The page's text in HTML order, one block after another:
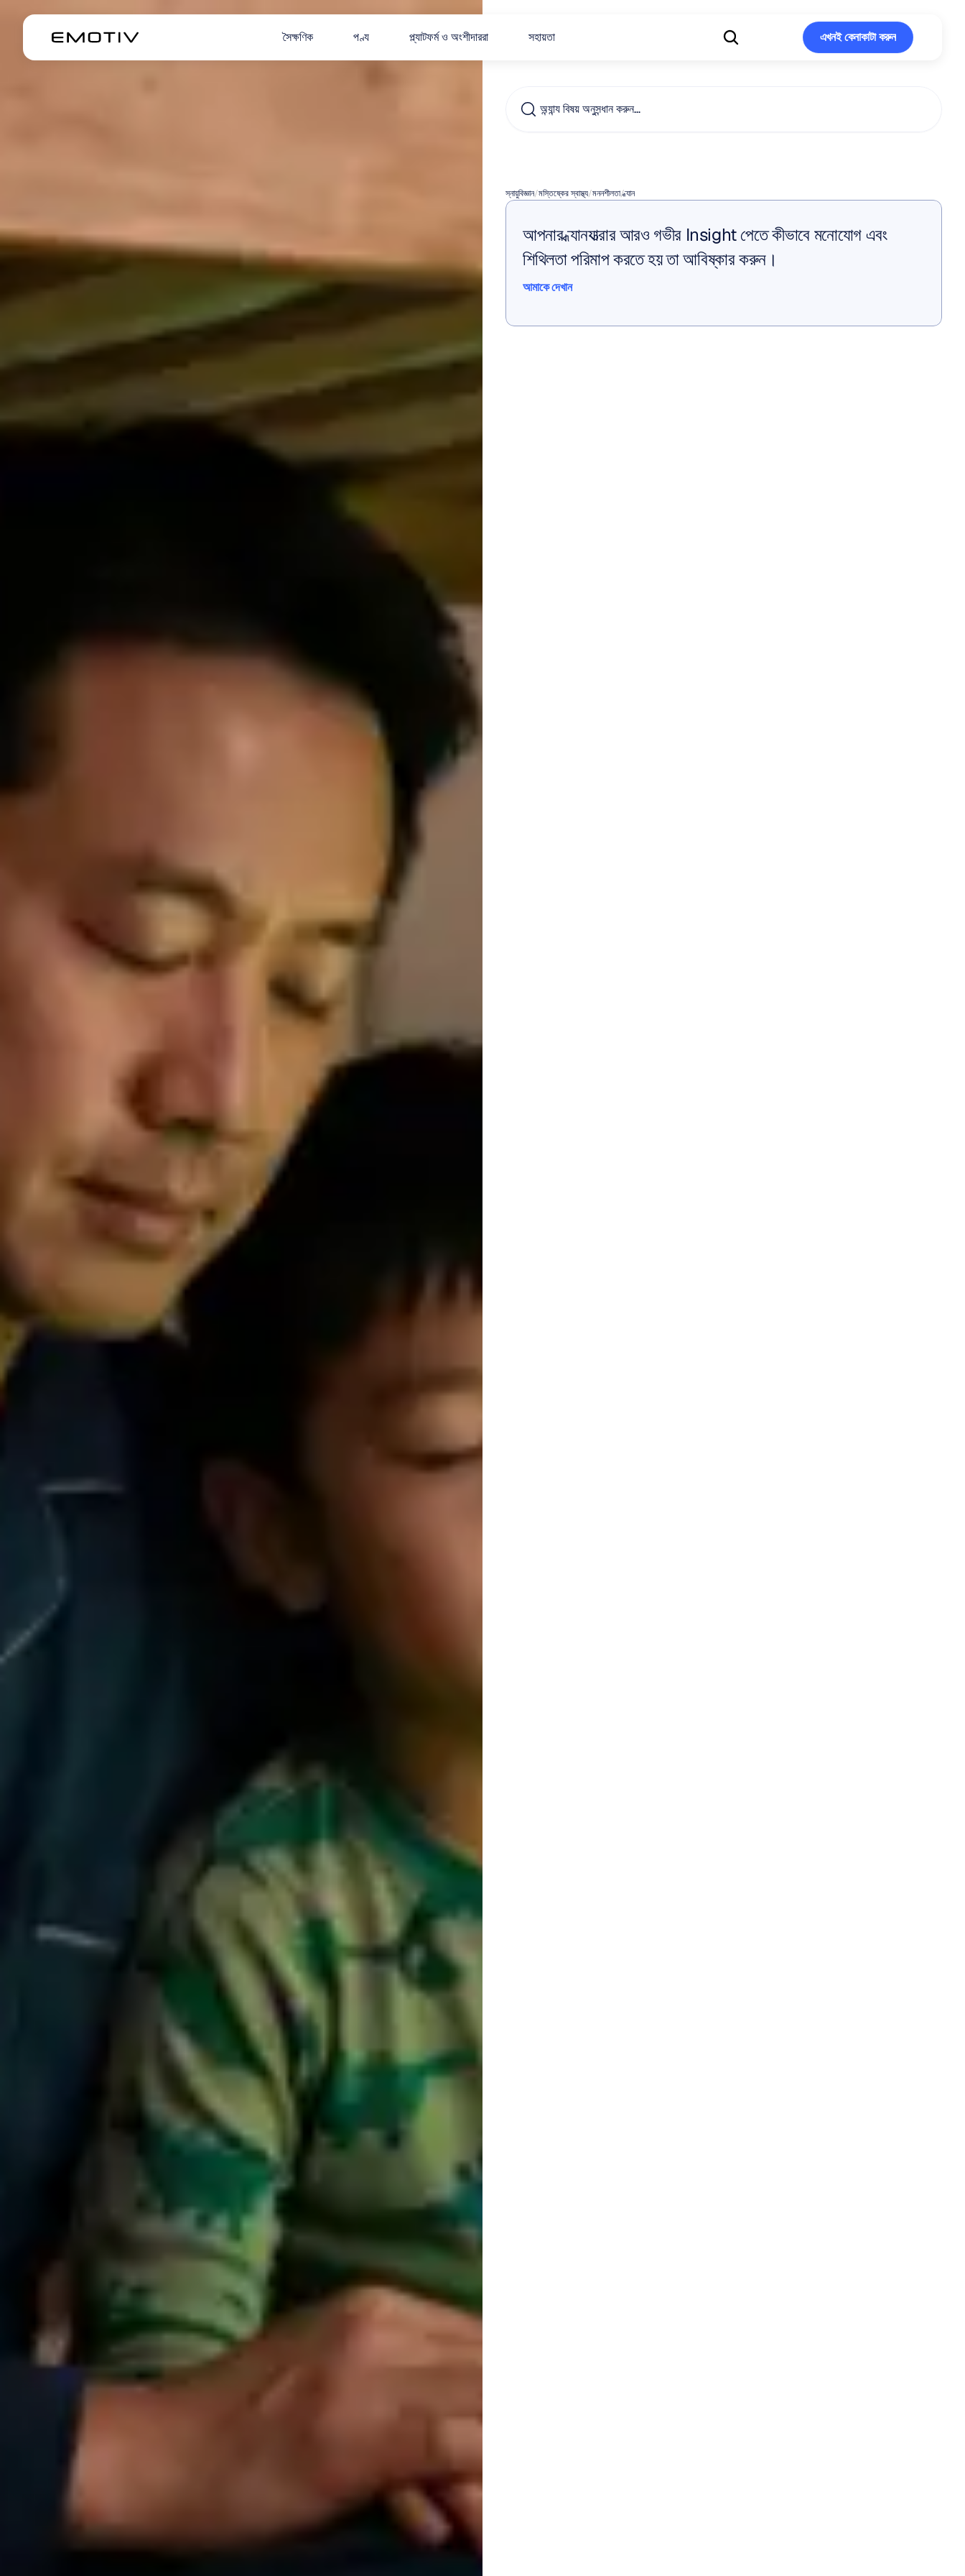
সৈক্ষণিক পণ্য প্ল্যাটফর্ম ও অংশীদাররা সহায়তা
এখনই কেনাকাটা করুন
অন্যান্য বিষয় অনুসন্ধান করুন…
স্নায়ুবিজ্ঞান/মস্তিষ্কের স্বাস্থ্য/মননশীলতা/ধ্যান
আপনার ধ্যানযাত্রার আরও গভীর Insight পেতে কীভাবে মনোযোগ এবং
শিথিলতা পরিমাপ করতে হয় তা আবিষ্কার করুন।
আমাকে দেখান